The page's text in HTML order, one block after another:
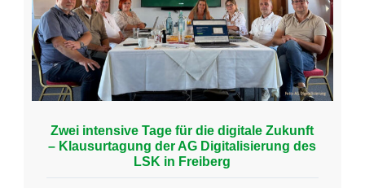
Zwei intensive Tage für die digitale Zukunft
– Klausurtagung der AG Digitalisierung des
LSK in Freiberg